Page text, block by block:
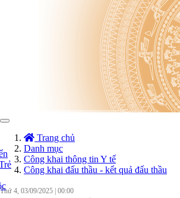
Toggle
navigationTrang chủ
Danh mục
Công khai thông tin Y tế
Công khai đấu thầu - kết quả đấu thầu
Thứ 4, 03/09/2025 00:00